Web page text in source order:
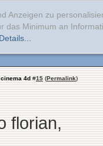
Anzeigen zu
das Minimum an
4d #15 (Permalink)
florian,